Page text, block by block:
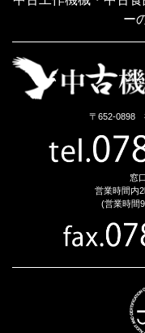
ー
〒652-0898
窓
営業時間内
(営業時間